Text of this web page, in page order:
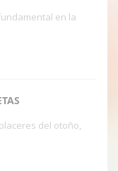
en la
del otoño,